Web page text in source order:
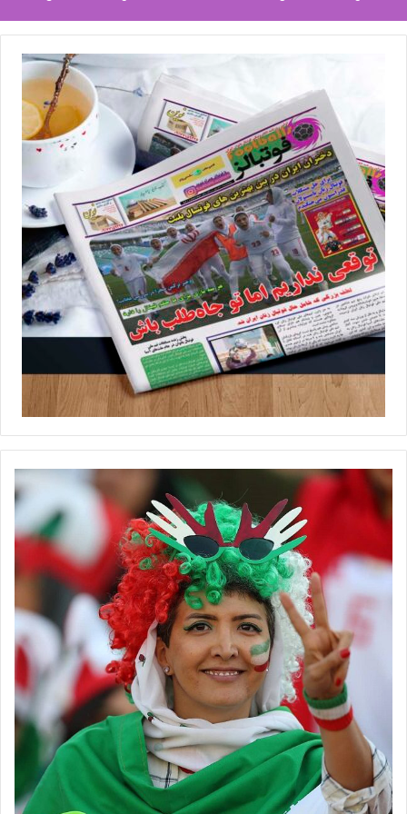
امتیاز (بر اساس جدول جدید استخراجی)
شایان ذکر است در حالت رقابت رو در رو ما بین دو تیم، قانون گل زده
در خانه حریف در شرایط تساوی، دو برابر اعمال نمی‌شود.
در ادامه در صورت تساوی شرایط در موارد ذکر شده بالا به ترتیب، موارد
ذیل تعیین کننده رتبه‌بندی تیم‌ها خواهد بود:
۳- تفاضل گل بیشتر در همه مسابقات گروهی (جدول اصلی و اولیه)
۴- بیشترین تعداد گل زده به دست آمده در همه مسابقات گروهی
(جدول اصلی و اولیه)
۵- اعمال معیار بازی جوانمردانه (احتساب نمرات منفی حاصله از
کارت‌های زرد و قرمز تیم‌ها) و به شرح ذیل:
الف) به ازای هر کارت زرد: یک (۱) نمره منفی؛
ب) به ازای هر کارت قرمز: در نتیجه‌ی دریافت دو کارت زرد سه (۳) نمره
منفی
ج) به ازای هر کارت قرمز مستقیم سه (۳) نمره منفی
د) به ازای هر کارت زرد و پس از آن کارت قرمز مستقیم چهار (۴) نمره
منفی
بدیهی است تیمی که کمترین نمره منفی را داشته باشد در رتبه بالاتری
قرار می‌گیرد
از تاریخ ابلاغ این دستورالعمل، مفاد بند ۱ ماده ۱۰ آئین نامه برگزاری